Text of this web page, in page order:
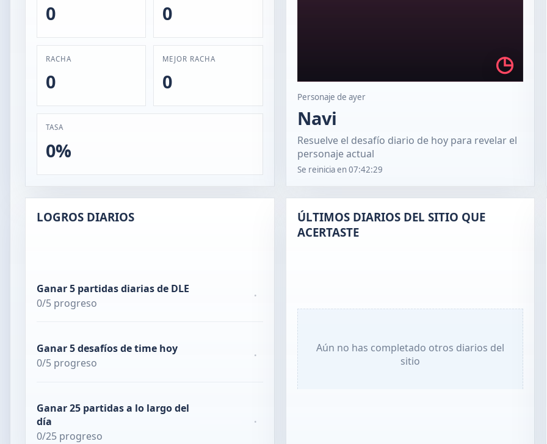
0 0
RACHA
0
MEJOR RACHA
0
TASA
0%
◷
Personaje de ayer
Navi
Resuelve el desafío diario de hoy para revelar el
personaje actual
Se reinicia en 07:42:28
LOGROS DIARIOS
Ganar 5 partidas diarias de DLE
0/5 progreso
·
Ganar 5 desafíos de time hoy
0/5 progreso
·
Ganar 25 partidas a lo largo del
día
0/25 progreso
·
ÚLTIMOS DIARIOS DEL SITIO QUE
ACERTASTE
Aún no has completado otros diarios del
sitio